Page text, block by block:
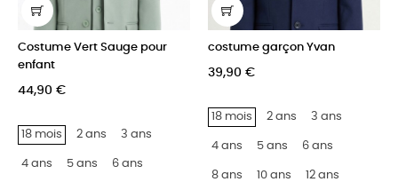
Costume Vert Sauge pour
enfant
44,90 €
18 mois 2 ans 3 ans
4 ans 5 ans 6 ans
costume garçon Yvan
39,90 €
18 mois 2 ans 3 ans
4 ans 5 ans 6 ans
8 ans 10 ans 12 ans